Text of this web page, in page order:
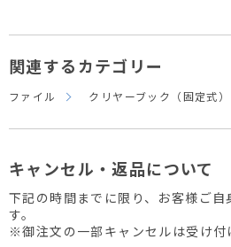
関連するカテゴリー
ファイル クリヤーブック（固定式）
キャンセル・返品について
下記の時間までに限り、お客様ご
す。
※御注文の一部キャンセルは受け付